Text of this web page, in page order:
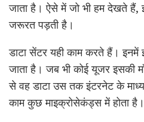
जाता है। ऐसे में जो भी हम देखते हैं,
जरूरत पड़ती है।
डाटा सेंटर यही काम करते हैं। इनमें
जाता है। जब भी कोई यूजर इसकी
से वह डाटा उस तक इंटरनेट के
काम कुछ माइक्रोसेकंड्स में होता है।